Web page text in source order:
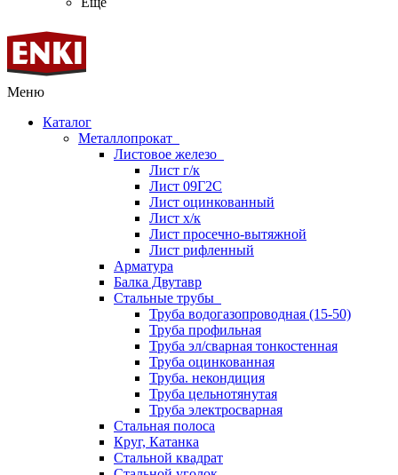
Меню
Каталог
Металлопрокат
Листовое железо
Лист г/к
Лист 09Г2С
Лист оцинкованный
Лист х/к
Лист просечно-вытяжной
Лист рифленный
Арматура
Балка Двутавр
Стальные трубы
Труба водогазопроводная (15-50)
Труба профильная
Труба эл/сварная тонкостенная
Труба оцинкованная
Труба. некондиция
Труба цельнотянутая
Труба электросварная
Стальная полоса
Круг, Катанка
Стальной квадрат